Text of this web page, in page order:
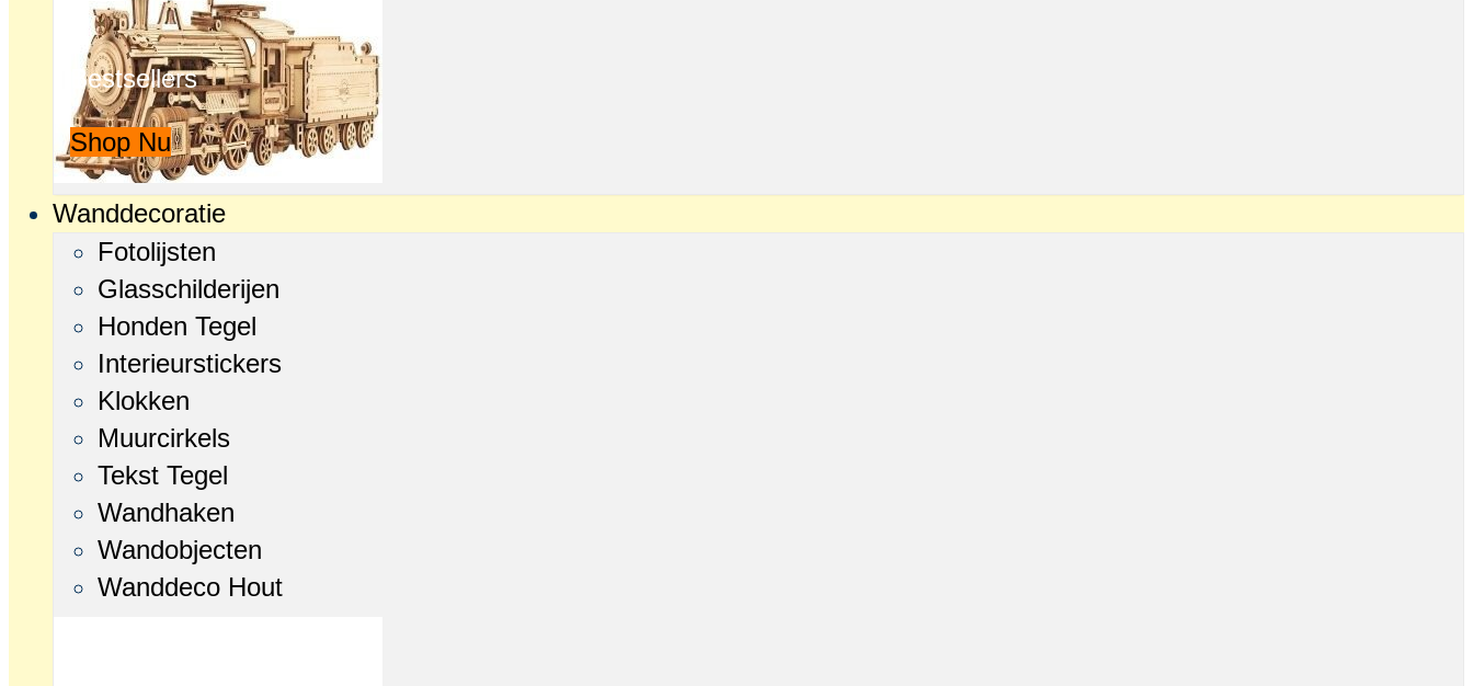
Bestsellers
Shop Nu
Wanddecoratie
Fotolijsten
Glasschilderijen
Honden Tegel
Interieurstickers
Klokken
Muurcirkels
Tekst Tegel
Wandhaken
Wandobjecten
Wanddeco Hout